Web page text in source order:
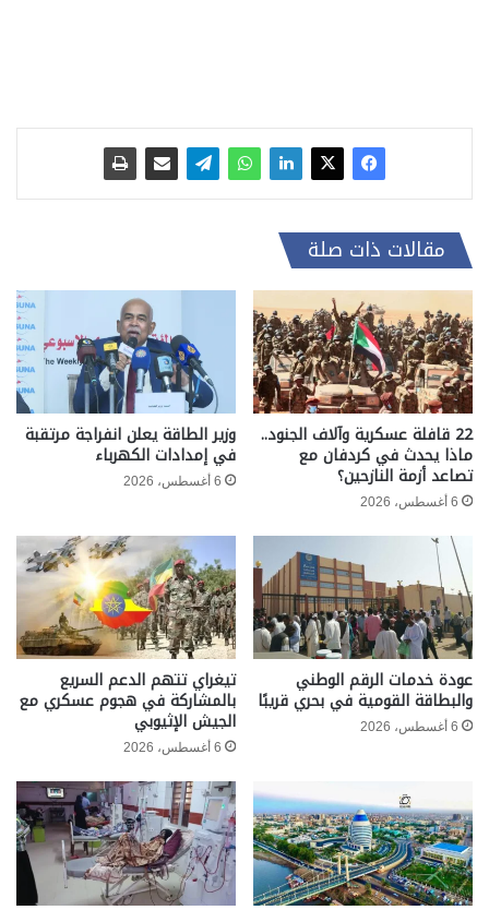
مقالات ذات صلة
22 قافلة عسكرية وآلاف الجنود..
ماذا يحدث في كردفان مع
تصاعد أزمة النازحين؟
6 أغسطس، 2026
وزير الطاقة يعلن انفراجة مرتقبة
في إمدادات الكهرباء
6 أغسطس، 2026
عودة خدمات الرقم الوطني
والبطاقة القومية في بحري قريبًا
6 أغسطس، 2026
تيغراي تتهم الدعم السريع
بالمشاركة في هجوم عسكري مع
الجيش الإثيوبي
6 أغسطس، 2026